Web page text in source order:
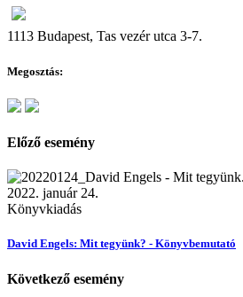
1113 Budapest, Tas vezér utca 3-7.
Megosztás:
Előző esemény
2022. január 24.
Könyvkiadás
David Engels: Mit tegyünk? - Könyvbemutató
Következő esemény